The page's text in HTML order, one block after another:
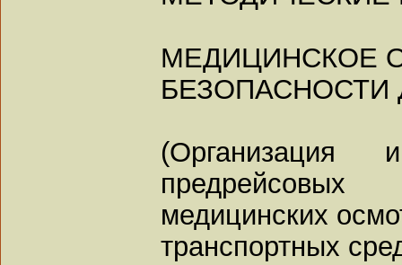
МЕДИЦИНСКОЕ
(Организация
предрейсовых
медицинских
транспортных